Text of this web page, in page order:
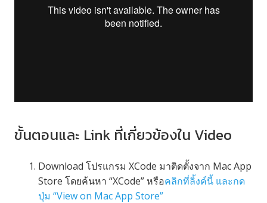
ขั้นตอนและ Link ที่เกี่ยวข้องใน Video
Download โปรแกรม XCode มาติดตั้งจาก Mac App
Store โดยค้นหา “XCode” หรือคลิกที่ลิ้งค์นี้ และกด
ปุ่ม “View on Mac App Store”